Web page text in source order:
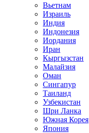
Вьетнам
Израиль
Индия
Индонезия
Иордания
Иран
Кыргызстан
Малайзия
Оман
Сингапур
Таиланд
Узбекистан
Шри Ланка
Южная Корея
Япония